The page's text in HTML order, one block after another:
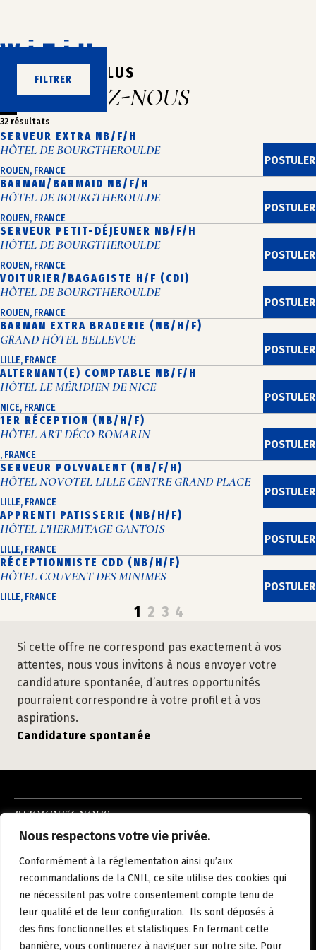
Nous respectons votre vie privée.
Conformément à la réglementation ainsi qu’aux
recommandations de la CNIL, ce site utilise des cookies qui
ne nécessitent pas votre consentement compte tenu de
leur qualité et de leur configuration. Ils sont déposés à
des fins fonctionnelles et statistiques. En fermant cette
bannière, vous continuerez à naviguer sur notre site. Pour
contenu
FILTRER
N’ATTENDEZ PLUS
REJOIGNEZ-NOUS
32 résultats
SERVEUR EXTRA NB/F/H
HÔTEL DE BOURGTHEROULDE
ROUEN, FRANCE
POSTULER
BARMAN/BARMAID NB/F/H
HÔTEL DE BOURGTHEROULDE
ROUEN, FRANCE
POSTULER
SERVEUR PETIT-DÉJEUNER NB/F/H
HÔTEL DE BOURGTHEROULDE
ROUEN, FRANCE
POSTULER
VOITURIER/BAGAGISTE H/F (CDI)
HÔTEL DE BOURGTHEROULDE
ROUEN, FRANCE
POSTULER
BARMAN EXTRA BRADERIE (NB/H/F)
GRAND HÔTEL BELLEVUE
LILLE, FRANCE
POSTULER
ALTERNANT(E) COMPTABLE NB/F/H
HÔTEL LE MÉRIDIEN DE NICE
NICE, FRANCE
POSTULER
1ER RÉCEPTION (NB/H/F)
HÔTEL ART DÉCO ROMARIN
, FRANCE
POSTULER
SERVEUR POLYVALENT (NB/F/H)
HÔTEL NOVOTEL LILLE CENTRE GRAND PLACE
LILLE, FRANCE
POSTULER
APPRENTI PATISSERIE (NB/H/F)
HÔTEL L’HERMITAGE GANTOIS
LILLE, FRANCE
POSTULER
RÉCEPTIONNISTE CDD (NB/H/F)
HÔTEL COUVENT DES MINIMES
LILLE, FRANCE
POSTULER
1 2 3 4
Si cette offre ne correspond pas exactement à vos
attentes, nous vous invitons à nous envoyer votre
candidature spontanée, d’autres opportunités
pourraient correspondre à votre profil et à vos
aspirations.
Candidature spontanée
REJOIGNEZ-NOUS
NOUS REJOINDRE
MENTIONS LÉGALESPOLITIQUE DE CONFIDENTIALITÉ
FR